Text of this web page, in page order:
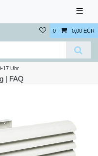
☰
0 0,00 EUR
17 Uhr
| FAQ